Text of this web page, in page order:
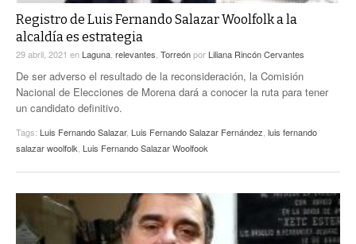
Registro de Luis Fernando Salazar Woolfolk a la
alcaldía es estrategia
29 abril, 2021 en Laguna relevantes Torreónpor Liliana Rincón Cervantes
De ser adverso el resultado de la reconsideración, la Comisión
Nacional de Elecciones de Morena dará a conocer la ruta para tener
un candidato definitivo.
Tags: Luis Fernando Salazar, Luis Fernando Salazar Fernández luis fernando
salazar woolfolk Luis Fernando Salazar Woolfook